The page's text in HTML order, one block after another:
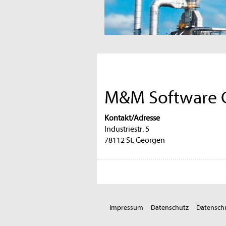
M&M Software
Kontakt/Adresse
Industriestr. 5
78112 St. Georgen
Impressum Datenschutz